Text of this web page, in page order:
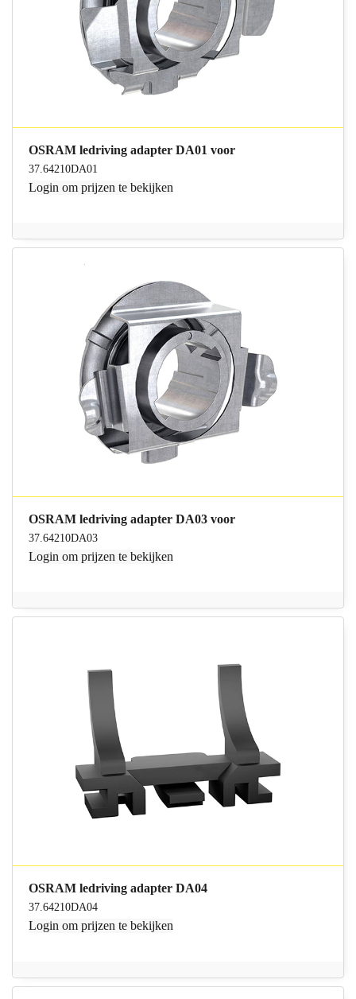
OSRAM ledriving adapter DA01 voor
37.64210DA01
Login om prijzen te bekijken
OSRAM ledriving adapter DA03 voor
37.64210DA03
Login om prijzen te bekijken
OSRAM ledriving adapter DA04
37.64210DA04
Login om prijzen te bekijken